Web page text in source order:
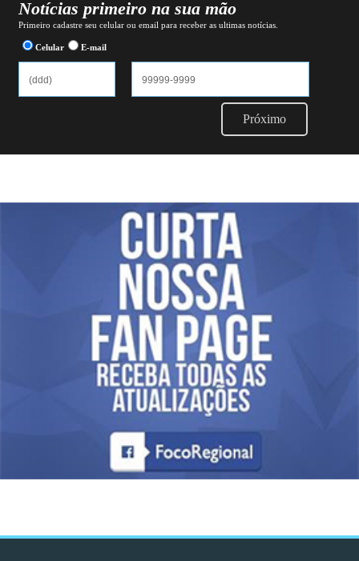
Notícias primeiro na sua mão
Primeiro cadastre seu celular ou email para receber as ultimas notícias.
Celular E-mail
Próximo